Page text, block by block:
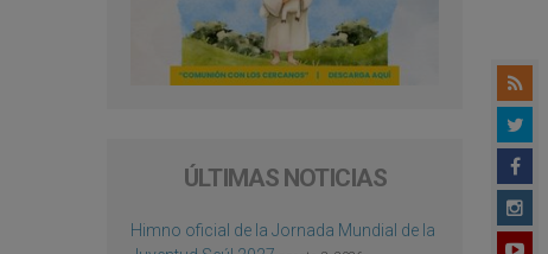
ÚLTIMAS NOTICIAS
Himno oficial de la Jornada Mundial de la